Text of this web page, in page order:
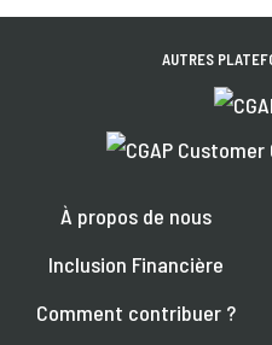
AUTRES
À propos de nous
Inclusion Financière
Comment contribuer ?